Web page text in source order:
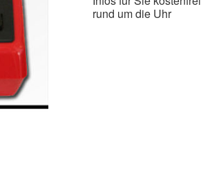
rund um die Uhr